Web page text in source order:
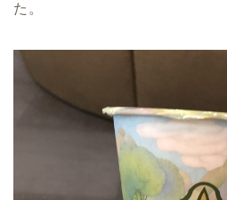
た。